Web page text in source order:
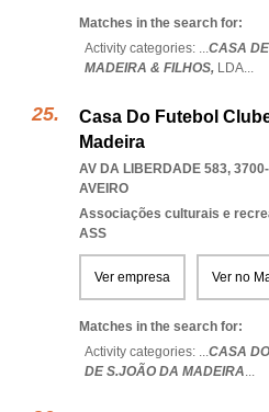
Matches in the search for:
Activity categories: ...CASA
MADEIRA & FILHOS, LDA...
Casa Do Futebol
Madeira
AV DA LIBERDADE 583,
AVEIRO
Associações culturais e
ASS
Ver empresa Ver no
Matches in the search for:
Activity categories: ...CASA
DE S.JOÃO DA MADEIRA...